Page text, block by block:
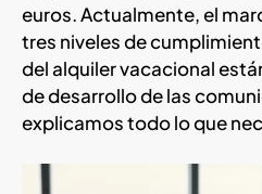
euros. Actualmente, el
tres niveles de
del alquiler vacacional
de desarrollo de las
explicamos todo lo que